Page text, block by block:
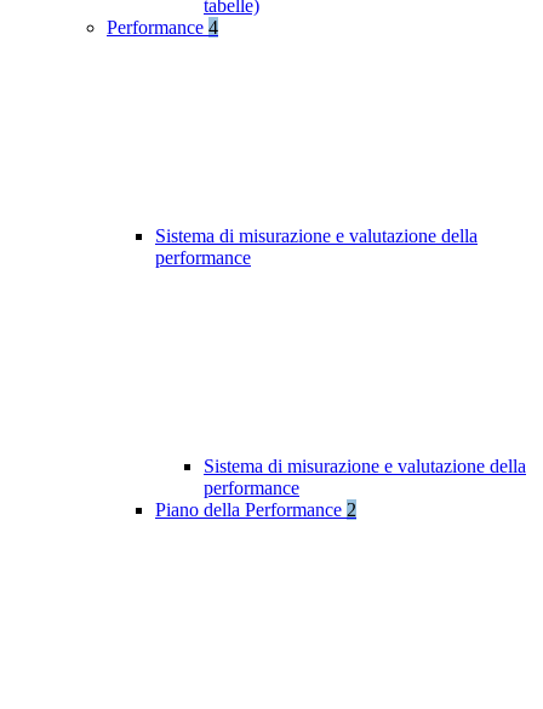
tabelle)
Performance 4
Sistema di misurazione e valutazione della
performance
Sistema di misurazione e valutazione della
performance
Piano della Performance 2